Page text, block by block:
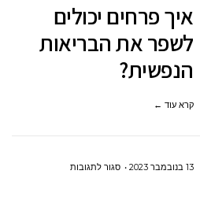
לשפר
את
איך פרחים יכולים
לשפר את הבריאות
הנפשית?
קרא עוד ←
13 בנובמבר 2023 סגור לתגובותעל